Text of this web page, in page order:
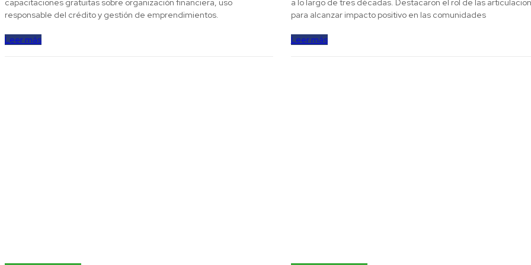
capacitaciones gratuitas sobre organización financiera, uso
responsable del crédito y gestión de emprendimientos.
Leer más
a lo largo de tres décadas. Destacaron el rol de las
para alcanzar impacto positivo en las comunidades
Leer más